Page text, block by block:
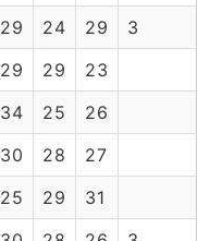
29 24 29
3
29 29
23
34 25
26
30 28
27
25 29
31